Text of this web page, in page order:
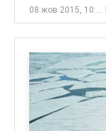
08 жов 2015, 10:56